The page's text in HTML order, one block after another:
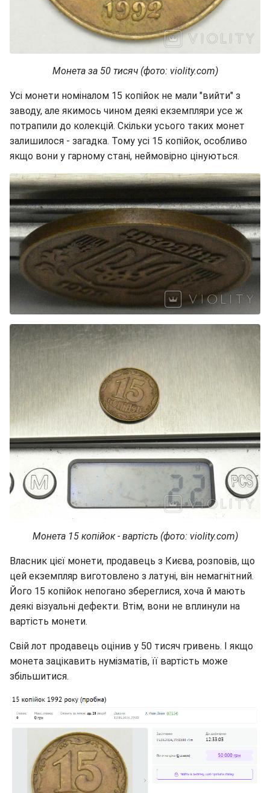
Монета за 50 тисяч (фото: violity.com)
Усі монети номіналом 15 копійок не мали "вийти" з
заводу, але якимось чином деякі екземпляри усе ж
потрапили до колекцій. Скільки усього таких монет
залишилося - загадка. Тому усі 15 копійок, особливо
якщо вони у гарному стані, неймовірно цінуються.
Монета 15 копійок - вартість (фото: violity.com)
Власник цієї монети, продавець з Києва, розповів, що
цей екземпляр виготовлено з латуні, він немагнітний.
Його 15 копійок непогано збереглися, хоча й мають
деякі візуальні дефекти. Втім, вони не вплинули на
вартість монети.
Свій лот продавець оцінив у 50 тисяч гривень. І якщо
монета зацікавить нумізматів, її вартість може
збільшитися.